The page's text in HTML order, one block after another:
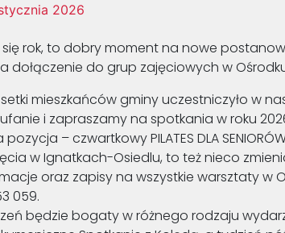
2026
rok, to dobry moment na nowe
dołączenie do grup zajęciowych w
mieszkańców gminy uczestniczyło w
i zapraszamy na spotkania w roku
– czwartkowy PILATES DLA
w Ignatkach-Osiedlu, to też nieco
oraz zapisy na wszystkie warsztaty w
059.
będzie bogaty w różnego rodzaju